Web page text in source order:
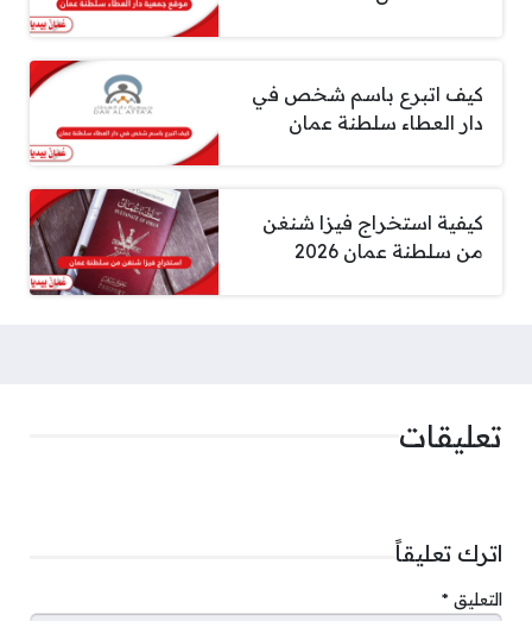
كيف اتبرع باسم شخص في
دار العطاء سلطنة عمان
كيفية استخراج فيزا شنغن
من سلطنة عمان 2026
تعليقات
اترك تعليقاً
التعليق *